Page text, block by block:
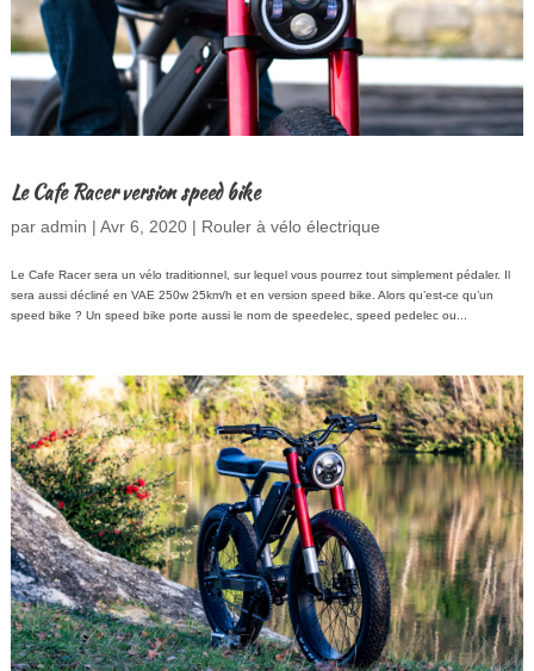
Le Cafe Racer version speed bike
par admin | Avr 6, 2020| Rouler à vélo électrique
Le Cafe Racer sera un vélo traditionnel, sur lequel vous pourrez tout simplement pédaler. Il
sera aussi décliné en VAE 250w 25km/h et en version speed bike. Alors qu’est-ce qu’un
speed bike ? Un speed bike porte aussi le nom de speedelec, speed pedelec ou...